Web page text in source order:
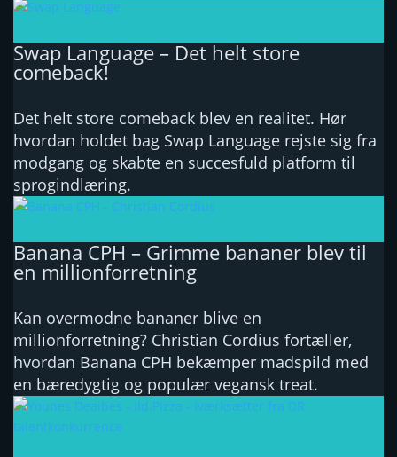
Swap Language – Det helt store
comeback!
Det helt store comeback blev en realitet. Hør
hvordan holdet bag Swap Language rejste sig fra
modgang og skabte en succesfuld platform til
sprogindlæring.
Banana CPH – Grimme bananer blev til
en millionforretning
Kan overmodne bananer blive en
millionforretning? Christian Cordius fortæller,
hvordan Banana CPH bekæmper madspild med
en bæredygtig og populær vegansk treat.